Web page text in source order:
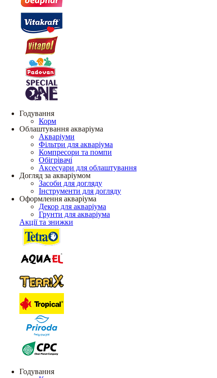
Годування
Корм
Облаштування акваріума
Акваріуми
Фільтри для акваріума
Компресори та помпи
Обігрівачі
Аксесуари для облаштування
Догляд за акваріумом
Засоби для догляду
Інструменти для догляду
Оформлення акваріума
Декор для акваріума
Грунти для акваріума
Акції та знижки
Годування